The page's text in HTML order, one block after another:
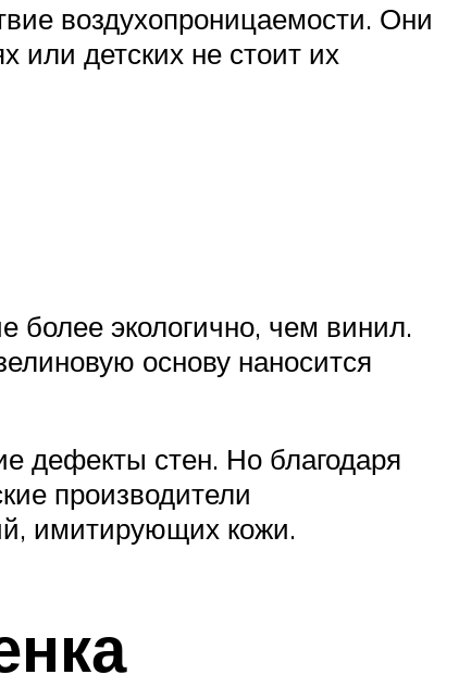
воздухопроницаемости. Они
или детских не стоит их
экологично, чем винил.
основу наносится
дефекты стен. Но благодаря
производители
имитирующих кожи.